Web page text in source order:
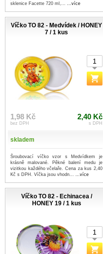
sklenice Facette 720 ml,... ...více
Víčko TO 82 - Medvídek / HONEY
7 / 1 kus
1,98 Kč
bez DPH
2,40 Kč
s DPH
skladem
Šroubovací víčko vzor s Medvídkem je
krásně malované. Pěkné balení medu je
vizitkou každého včelaře. Cena za kus 2,40
Kč s DPH. Víčka jsou vhodn... ...více
Víčko TO 82 - Echinacea /
HONEY 19 / 1 kus